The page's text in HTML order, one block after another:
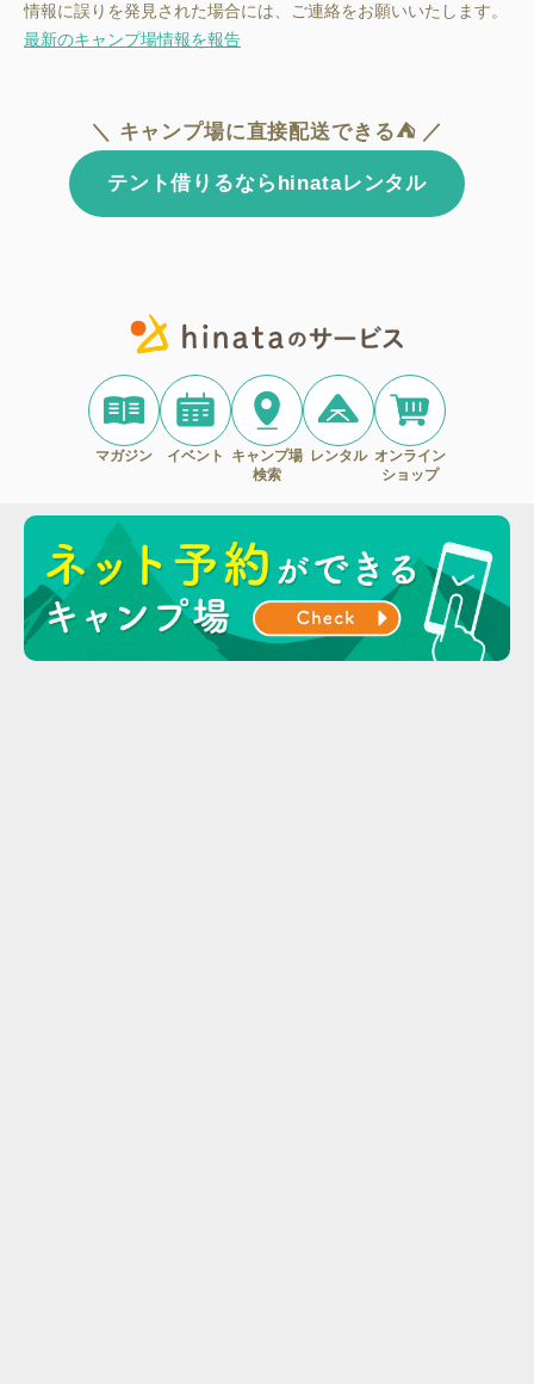
情報に誤りを発見された場合には、ご連絡をお願いいたします。
最新のキャンプ場情報を報告
＼ キャンプ場に直接配送できる⛺ ／
テント借りるならhinataレンタル
マガジン イベント
キャンプ場
検索
レンタル オンライン
ショップ